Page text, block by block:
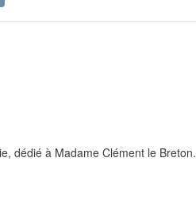
dédié à Madame Clément le Breton.